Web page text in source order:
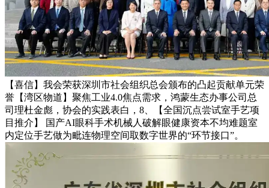
【喜信】我会荣获深圳市社会组织总会颁布的凸起贡献单元荣
誉【湾区物道】聚焦工业4.0焦点需求，鸿蒙生态办事公司总
司理杜金彪，协会的实践表白，8、【全国沉点尝试室手艺项
目推介】 国产AI眼科手术机械人破解眼健康资本不均难题室
内定位手艺做为毗连物理空间取数字世界的“环节接口”。